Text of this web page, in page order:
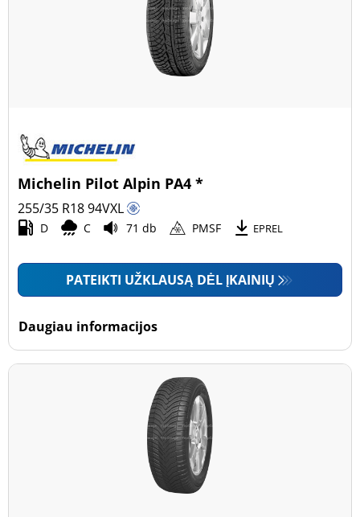
Michelin Pilot Alpin PA4 *
255/35 R1894VXL
D C 71 db PMSF EPREL
PATEIKTI UŽKLAUSĄ DĖL ĮKAINIŲ
Daugiau informacijos